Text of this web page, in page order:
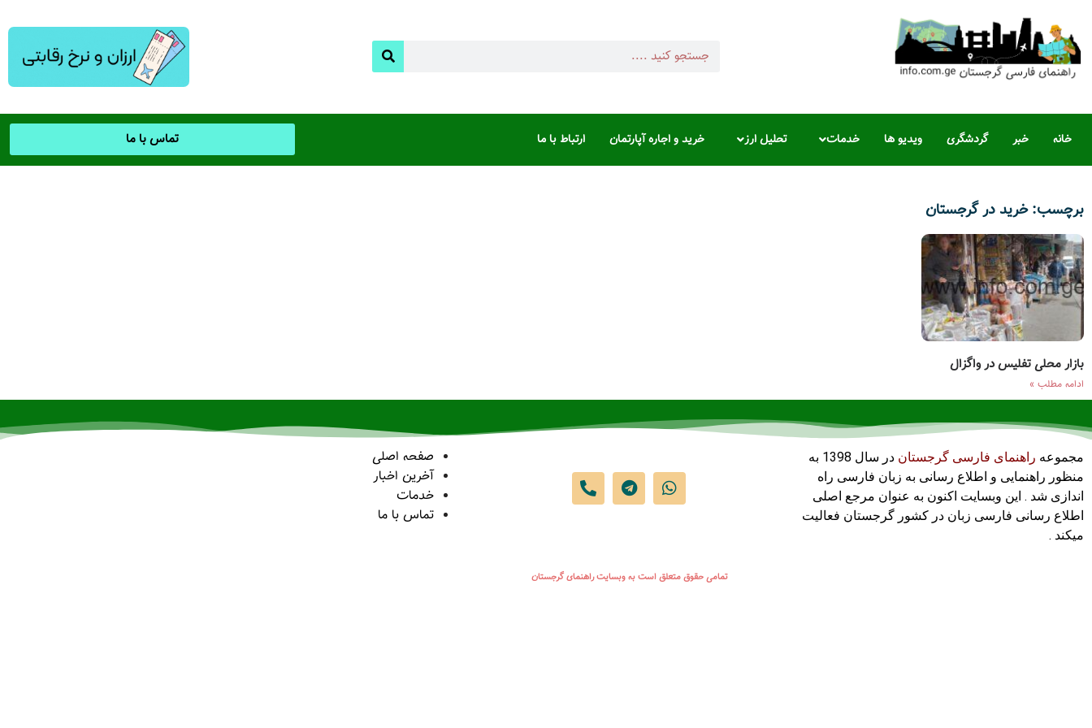
خانه خبر گردشگری ویدیو ها خدمات تحلیل ارز خرید و اجاره آپارتمان ارتباط با ما تماس با ما
برچسب: خرید در گرجستان
بازار محلی تفلیس در واگزال
ادامه مطلب »
مجموعه راهنمای فارسی گرجستان
در سال 1398 به
منظور راهنمایی و اطلاع رسانی به زبان فارسی راه
اندازی شد . این وبسایت اکنون به عنوان مرجع اصلی
اطلاع رسانی فارسی زبان در کشور گرجستان فعالیت
میکند .
صفحه اصلی
آخرین اخبار
خدمات
تماس با ما
تمامی حقوق متعلق است به وبسایت راهنمای گرجستان